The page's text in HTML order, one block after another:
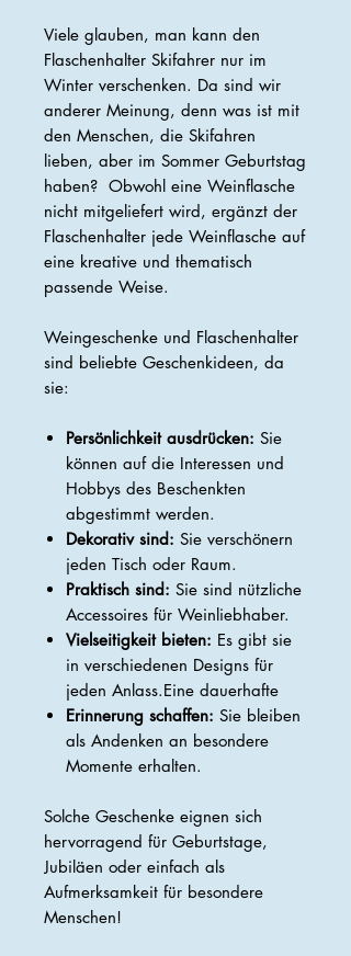
Viele glauben, man kann den
Flaschenhalter Skifahrer nur im
Winter verschenken. Da sind wir
anderer Meinung, denn was ist mit
den Menschen, die Skifahren
lieben, aber im Sommer Geburtstag
haben? Obwohl eine Weinflasche
nicht mitgeliefert wird, ergänzt der
Flaschenhalter jede Weinflasche auf
eine kreative und thematisch
passende Weise.
Weingeschenke und Flaschenhalter
sind beliebte Geschenkideen, da
sie:
Persönlichkeit ausdrücken: Sie
können auf die Interessen und
Hobbys des Beschenkten
abgestimmt werden.
Dekorativ sind: Sie verschönern
jeden Tisch oder Raum.
Praktisch sind: Sie sind nützliche
Accessoires für Weinliebhaber.
Vielseitigkeit bieten: Es gibt sie
in verschiedenen Designs für
jeden Anlass.Eine dauerhafte
Erinnerung schaffen: Sie bleiben
als Andenken an besondere
Momente erhalten.
Solche Geschenke eignen sich
hervorragend für Geburtstage,
Jubiläen oder einfach als
Aufmerksamkeit für besondere
Menschen!